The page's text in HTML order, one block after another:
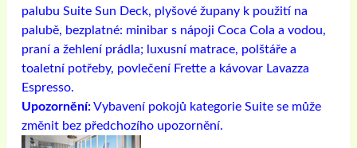
palubu Suite Sun Deck, plyšové župany k použití na
palubě, bezplatné: minibar s nápoji Coca Cola a vodou,
praní a žehlení prádla; luxusní matrace, polštáře a
toaletní potřeby, povlečení Frette a kávovar Lavazza
Espresso.
Upozornění:Vybavení pokojů kategorie Suite se může
změnit bez předchozího upozornění.